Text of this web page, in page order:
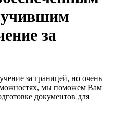
за
за границей, но очень
мы поможем Вам
документов для